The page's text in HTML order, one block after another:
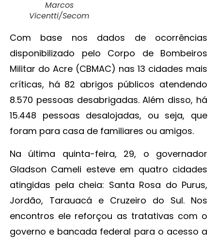
Marcos
Vicentti/Secom
Com base nos dados de ocorrências
disponibilizado pelo Corpo de Bombeiros
Militar do Acre (CBMAC) nas 13 cidades mais
críticas, há 82 abrigos públicos atendendo
8.570 pessoas desabrigadas. Além disso, há
15.448 pessoas desalojadas, ou seja, que
foram para casa de familiares ou amigos.
Na última quinta-feira, 29, o governador
Gladson Cameli esteve em quatro cidades
atingidas pela cheia: Santa Rosa do Purus,
Jordão, Tarauacá e Cruzeiro do Sul. Nos
encontros ele reforçou as tratativas com o
governo e bancada federal para o acesso a